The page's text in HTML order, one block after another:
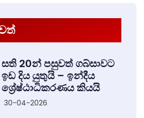
සති 20න් පසුවත් ගබ්සාවට
ඉඩ දිය යුතුයි – ඉන්දීය
ශ්‍රේෂ්ඨාධිකරණය කියයි
30-04-2026